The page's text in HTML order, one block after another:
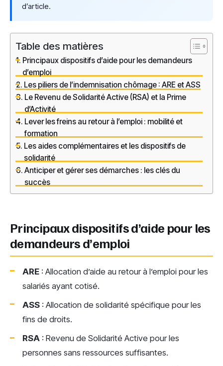
d’article.
Table des matières
Principaux dispositifs d’aide pour les demandeurs
d’emploi
Les piliers de l’indemnisation chômage : ARE et ASS
Le Revenu de Solidarité Active (RSA) et la Prime
d’Activité
Lever les freins au retour à l’emploi : mobilité et
formation
Les aides complémentaires et les dispositifs de
solidarité
Anticiper et gérer ses démarches : les clés du
succès
Principaux dispositifs d’aide pour les
demandeurs d’emploi
ARE : Allocation d’aide au retour à l’emploi pour les
salariés ayant cotisé.
ASS : Allocation de solidarité spécifique pour les
fins de droits.
RSA : Revenu de Solidarité Active pour les
personnes sans ressources suffisantes.